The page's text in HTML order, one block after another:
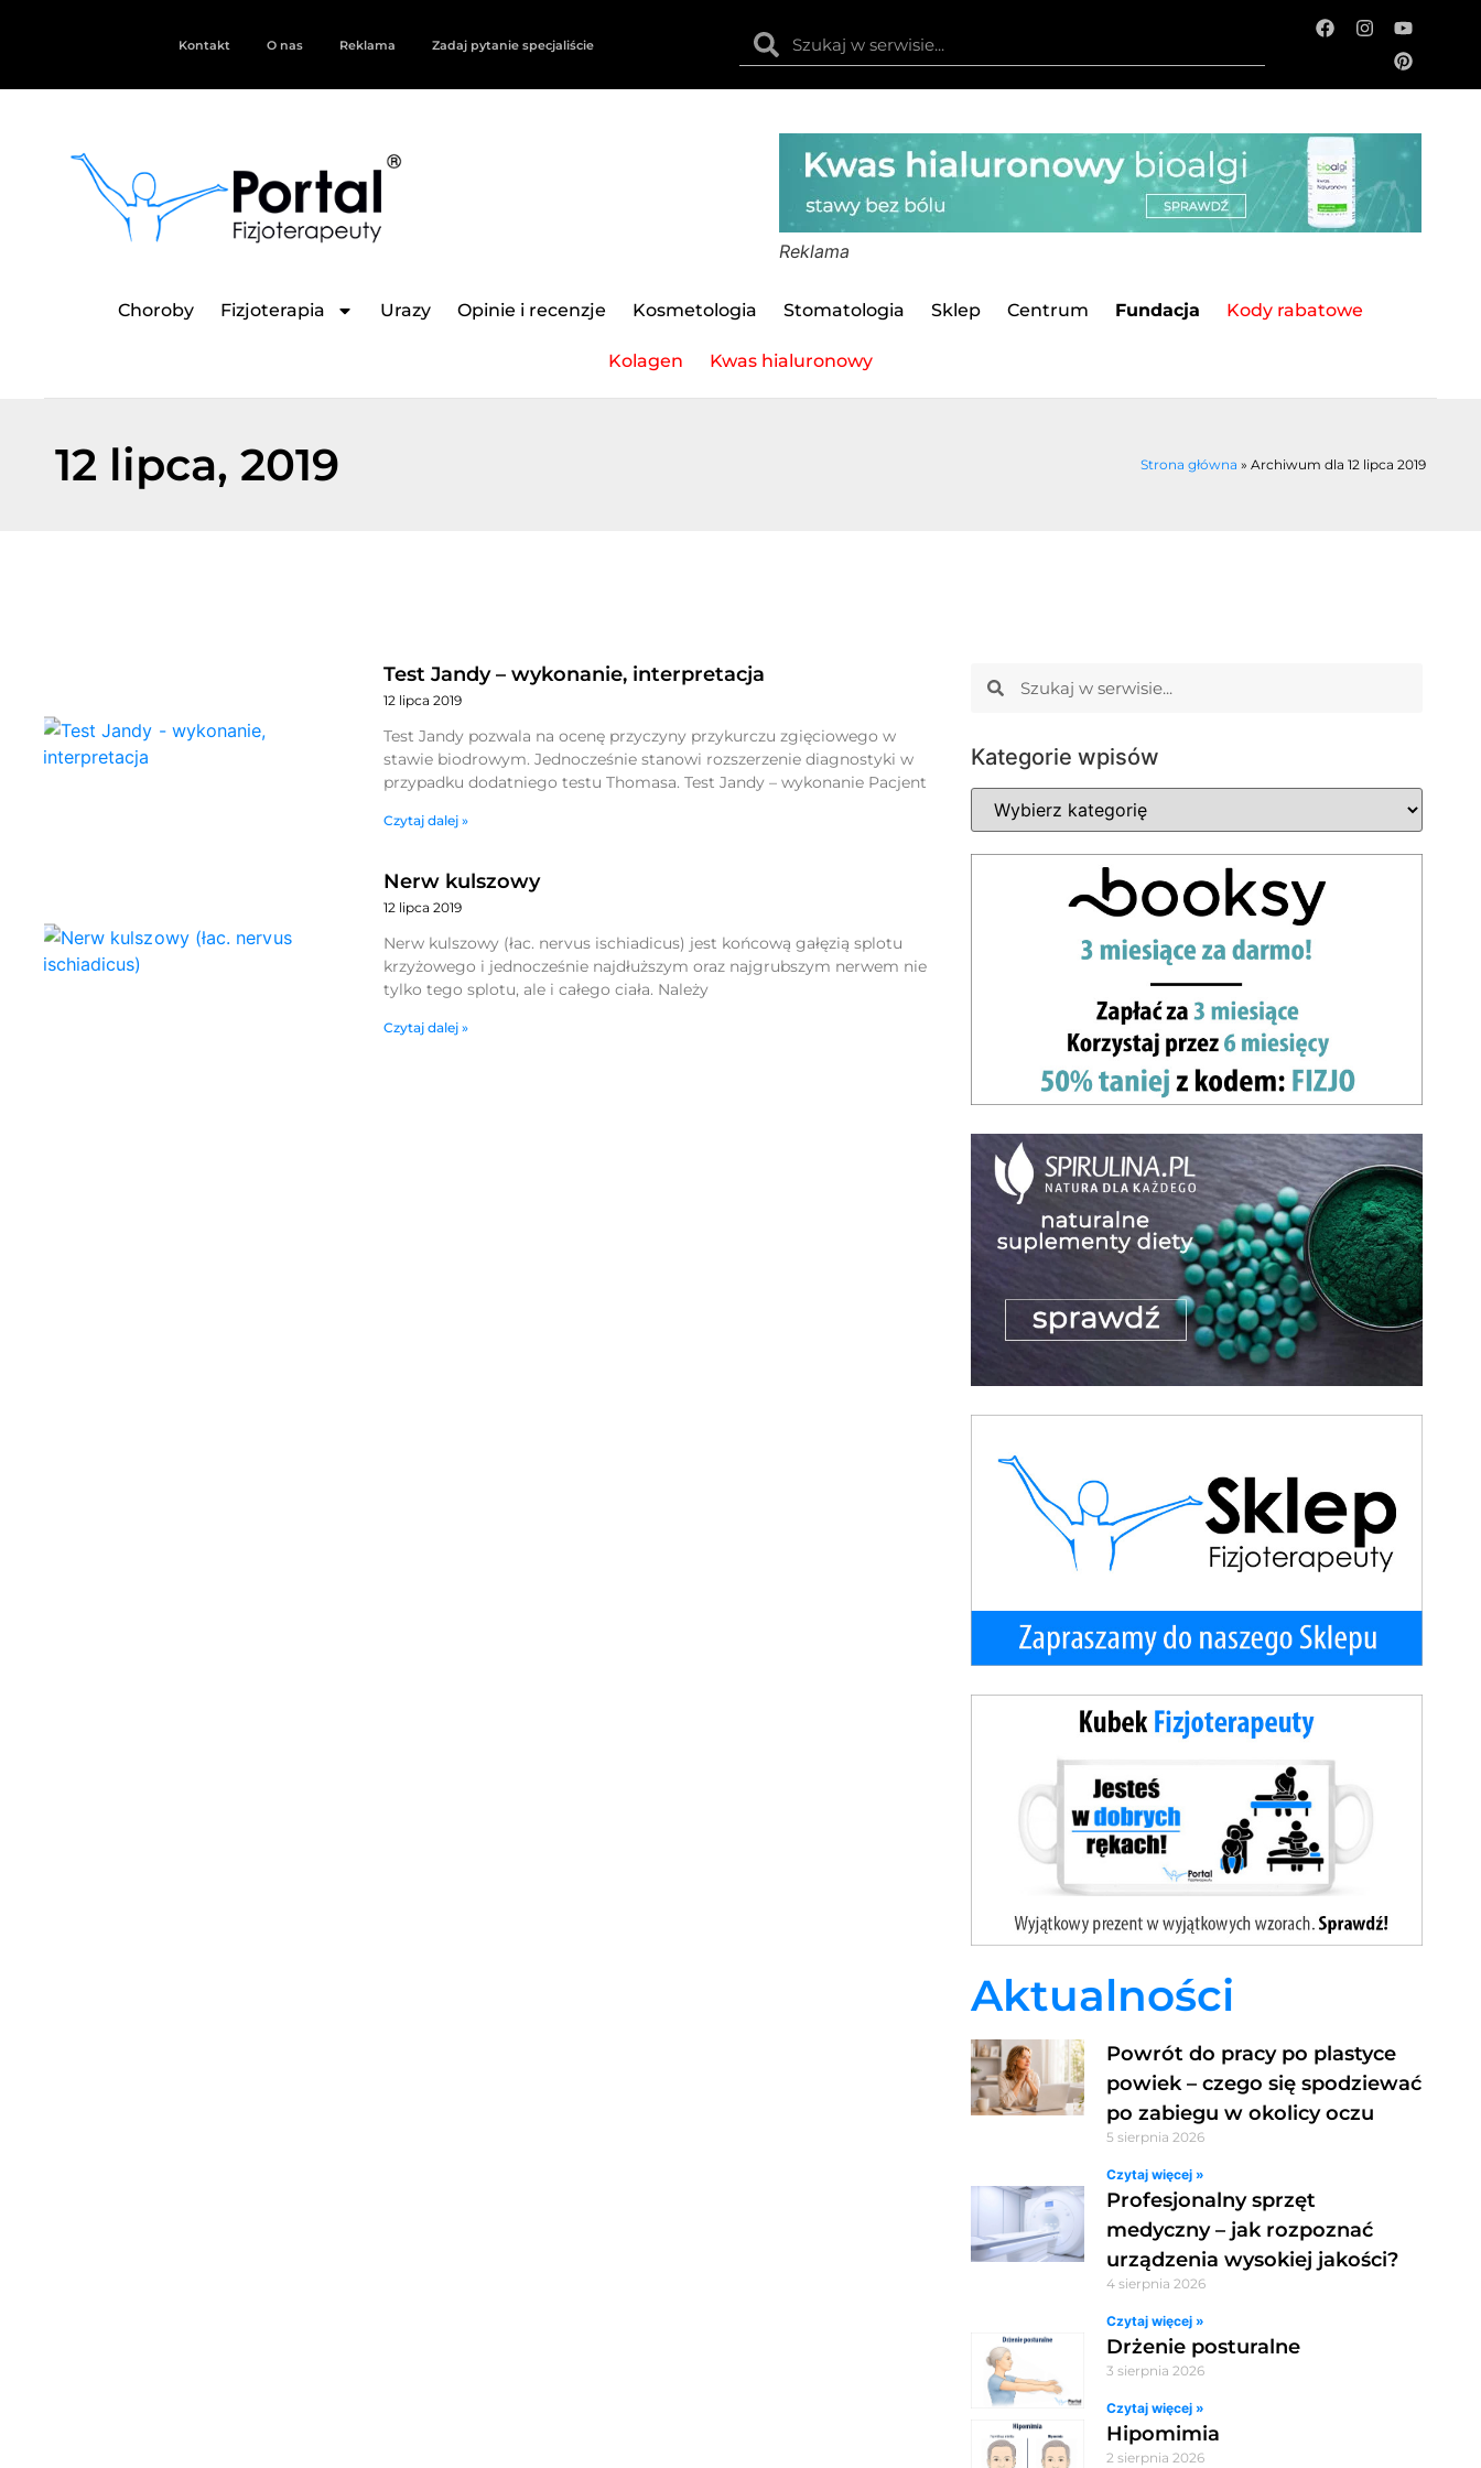
Kontakt O nas Reklama Zadaj pytanie specjaliście
Reklama
Choroby Fizjoterapia Urazy Opinie i recenzje Kosmetologia Stomatologia Sklep Centrum Fundacja Kody rabatowe
Kolagen Kwas hialuronowy
12 lipca, 2019 Strona główna » Archiwum dla 12 lipca 2019
Test Jandy – wykonanie, interpretacja
12 lipca 2019
Test Jandy pozwala na ocenę przyczyny przykurczu zgięciowego w
stawie biodrowym. Jednocześnie stanowi rozszerzenie diagnostyki w
przypadku dodatniego testu Thomasa. Test Jandy – wykonanie Pacjent
Czytaj dalej »
Nerw kulszowy
12 lipca 2019
Nerw kulszowy (łac. nervus ischiadicus) jest końcową gałęzią splotu
krzyżowego i jednocześnie najdłuższym oraz najgrubszym nerwem nie
tylko tego splotu, ale i całego ciała. Należy
Czytaj dalej »
Kategorie wpisów
Aktualności
Powrót do pracy po plastyce
powiek – czego się spodziewać
po zabiegu w okolicy oczu
5 sierpnia 2026
Czytaj więcej »
Profesjonalny sprzęt
medyczny – jak rozpoznać
urządzenia wysokiej jakości?
4 sierpnia 2026
Czytaj więcej »
Drżenie posturalne
3 sierpnia 2026
Czytaj więcej »
Hipomimia
2 sierpnia 2026